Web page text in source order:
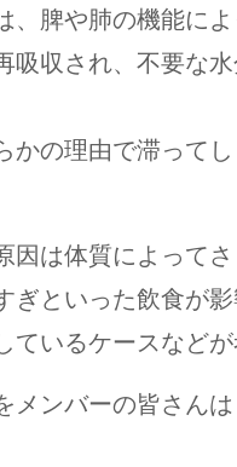
、脾や肺の機能に
吸収され、不要な
かの理由で滞って
因は体質によって
ぎといった飲食が
ているケースなど
メンバーの皆さん